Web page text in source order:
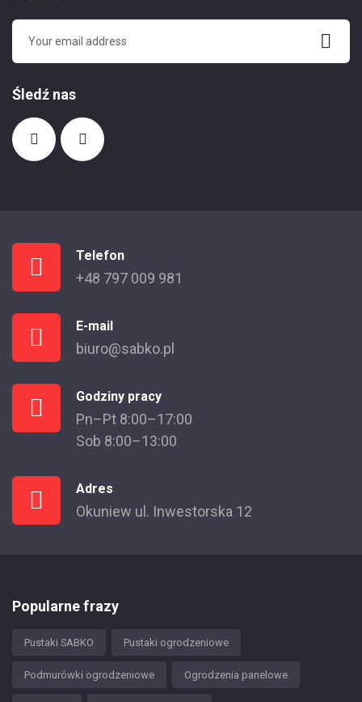
Śledź nas
Telefon
+48 797 009 981
E-mail
biuro@sabko.pl
Godziny pracy
Pn–Pt 8:00–17:00
Sob 8:00–13:00
Adres
Okuniew ul. Inwestorska 12
Popularne frazy
Pustaki SABKO Pustaki ogrodzeniowe
Podmurówki ogrodzeniowe Ogrodzenia panelowe